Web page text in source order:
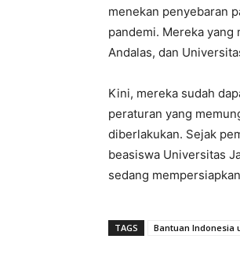
menekan penyebaran
pandemi. Mereka yang
Andalas, dan
Kini, mereka sudah
peraturan yang
diberlakukan. Sejak
beasiswa Universitas
sedang
TAGS Bantuan Indonesia